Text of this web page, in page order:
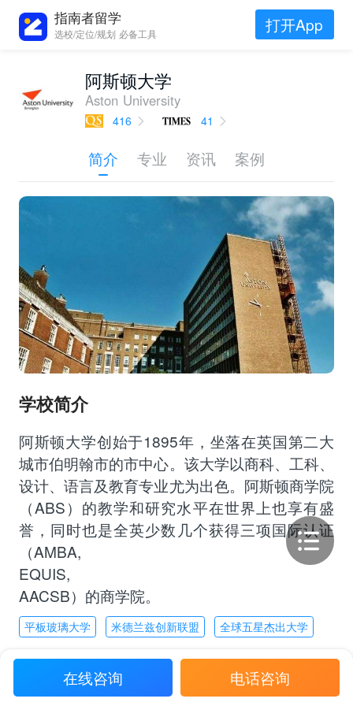
指南者留学
选校/定位/规划 必备工具 打开App
阿斯顿大学
Aston University
416 41
简介 专业 资讯 案例
学校简介
阿斯顿大学创始于1895年，坐落在英国第二大
城市伯明翰市的市中心。该大学以商科、工科、
设计、语言及教育专业尤为出色。阿斯顿商学院
（ABS）的教学和研究水平在世界上也享有盛
誉，同时也是全英少数几个获得三项国际认证
（AMBA,
EQUIS,
AACSB）的商学院。
平板玻璃大学 米德兰兹创新联盟 全球五星杰出大学
专业列表
在线咨询 电话咨询